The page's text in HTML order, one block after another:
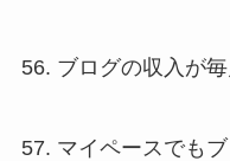
56. ブログの収入が
57. マイペースでも